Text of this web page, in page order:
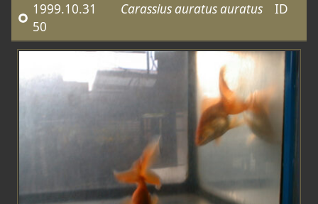
1999.10.31 Carassius auratus auratus ID
50